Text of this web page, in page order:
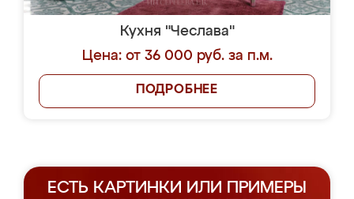
Кухня "Чеслава"
Цена: от 36 000 руб. за п.м.
ПОДРОБНЕЕ
ЕСТЬ КАРТИНКИ ИЛИ ПРИМЕРЫ